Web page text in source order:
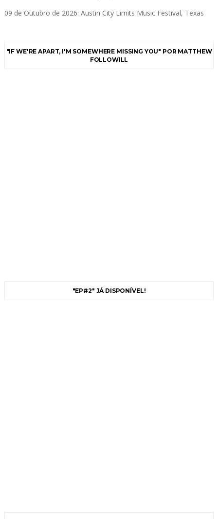
09 de Outubro de 2026: Austin City Limits Music Festival, Texas
"IF WE'RE APART, I'M SOMEWHERE MISSING YOU" POR MATTHEW
FOLLOWILL
"EP#2" JÁ DISPONÍVEL!